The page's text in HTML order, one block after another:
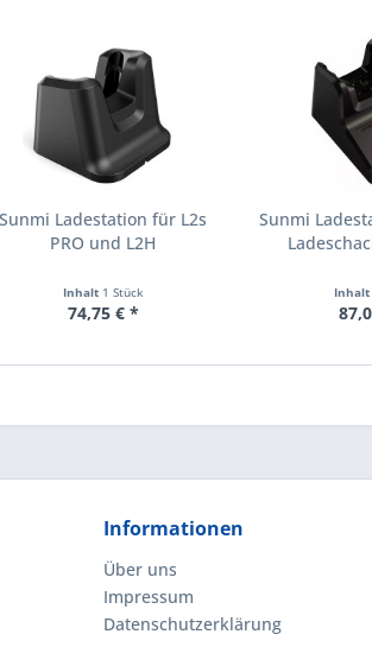
Sunmi Ladestation für L2s
PRO und L2H
Inhalt 1 Stück
74,75 € *
Sunmi
Inhalt
Informationen
Über uns
Impressum
Datenschutzerklärung